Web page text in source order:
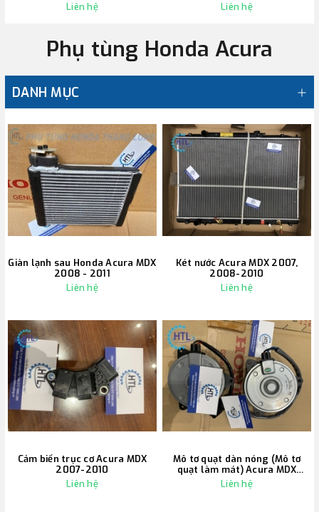
Liên hệ
Liên hệ
Phụ tùng Honda Acura
DANH MỤC
Giàn lạnh sau Honda Acura MDX
2008 - 2011
Liên hệ
Két nước Acura MDX 2007,
2008-2010
Liên hệ
Cảm biến trục cơ Acura MDX
2007-2010
Liên hệ
Mô tơ quạt dàn nóng (Mô tơ
quạt làm mát) Acura MDX
2007-2010
Liên hệ